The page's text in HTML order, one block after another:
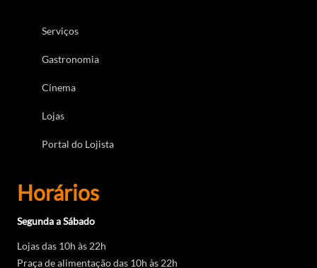
Serviços
Gastronomia
Cinema
Lojas
Portal do Lojista
Horários
Segunda a Sábado
Lojas das 10h às 22h
Praça de alimentação das 10h às 22h